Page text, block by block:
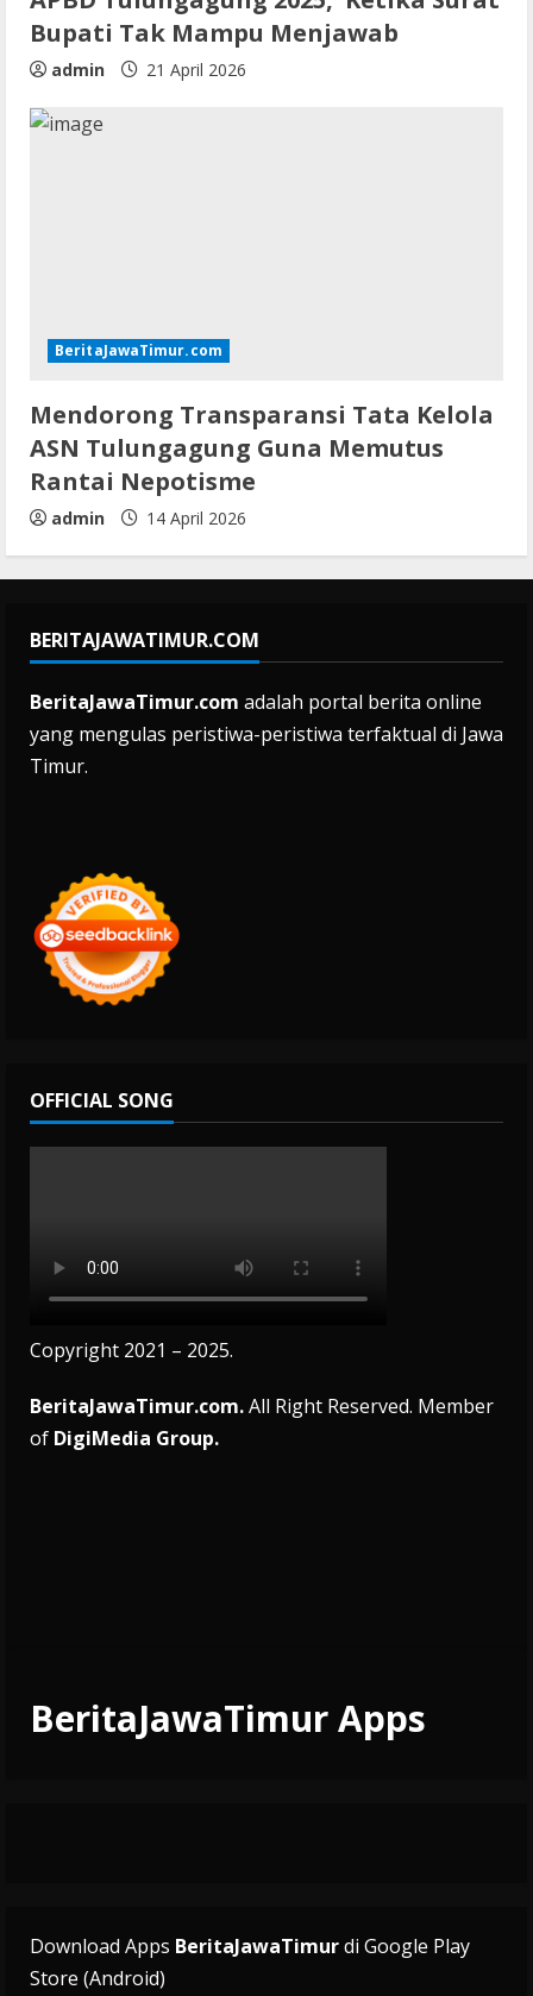
Bupati Tak Mampu Menjawab
admin 21 April 2026
BeritaJawaTimur.com
Mendorong Transparansi Tata Kelola
ASN Tulungagung Guna Memutus
Rantai Nepotisme
admin 14 April 2026
BERITAJAWATIMUR.COM
BeritaJawaTimur.com adalah portal berita online
yang mengulas peristiwa-peristiwa terfaktual di Jawa
Timur.
OFFICIAL SONG
Copyright 2021 – 2025.
BeritaJawaTimur.com.All Right Reserved. Member
of DigiMedia Group.
BeritaJawaTimur Apps
Download Apps BeritaJawaTimurdi Google Play
Store (Android)